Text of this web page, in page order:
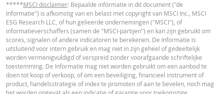
Latest Product Quotes CSV
*****MSCI disclaimer: Bepaalde informatie in dit document ("de
Informatie") is afkomstig van en belast met copyright van MSCI Inc., MSCI
ESG Research LLC, of hun gelieerde ondernemingen ("MSCI"), of
informatieverschaffers (samen de "MSCI-partijen") en kan zijn gebruikt om
scores, signalen of andere indicatoren te berekenen. De Informatie is
uitsluitend voor intern gebruik en mag niet in zijn geheel of gedeeltelijk
worden vermenigvuldigd of verspreid zonder voorafgaande schriftelijke
toestemming. De Informatie mag niet worden gebruikt om een aanbod te
doen tot koop of verkoop, of om een beveiliging, financieel instrument of
product, handelsstrategie of index te promoten of aan te bevelen, noch mag